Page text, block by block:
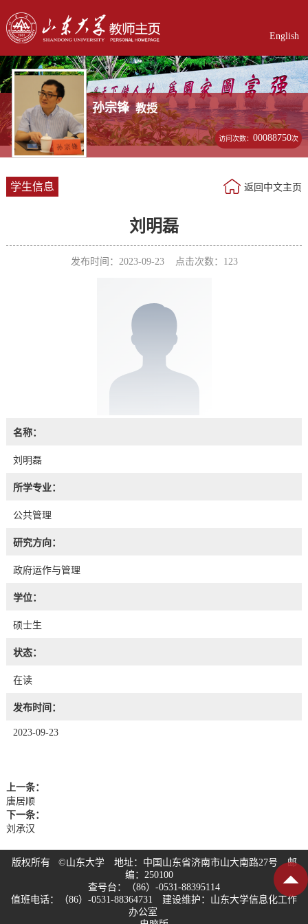
English
孙宗锋 教授
访问次数：00088750次
学生信息 返回中文主页
刘明磊
发布时间：2023-09-23 点击次数： 123
名称：
刘明磊
所学专业：
公共管理
研究方向：
政府运作与管理
学位：
硕士生
状态：
在读
发布时间：
2023-09-23
上一条：
唐居顺
下一条：
刘承汉
版权所有 ©山东大学 地址：中国山东省济南市山大南路27号 邮
编：250100
查号台：（86）-0531-88395114
值班电话：（86）-0531-88364731 建设维护：山东大学信息化工作
办公室